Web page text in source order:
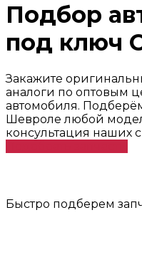
Подбор
под ключ
Закажите
аналоги по оптовым
автомобиля.
Шевроле любой
консультация наших
Быстро подберем